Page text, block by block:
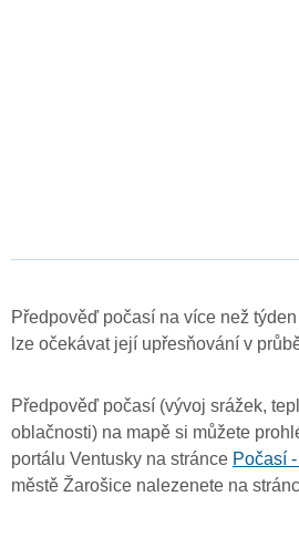
Předpověď počasí na více než
lze očekávat její upřesňování v
Předpověď počasí (vývoj srážek,
oblačnosti) na mapě si můžete
portálu Ventusky na stránce Počasí
městě Žarošice nalezenete na